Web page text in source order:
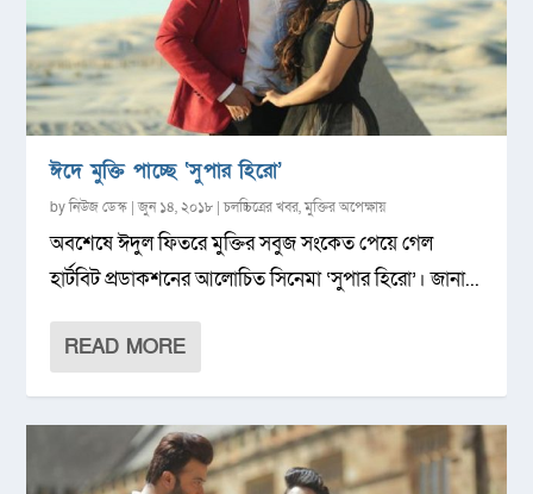
ঈদে মুক্তি পাচ্ছে ‘সুপার হিরো’
byনিউজ ডেস্ক |জুন ১৪, ২০১৮ |চলচ্চিত্রের খবর,মুক্তির অপেক্ষায়
অবশেষে ঈদুল ফিতরে মুক্তির সবুজ সংকেত পেয়ে গেল
হার্টবিট প্রডাকশনের আলোচিত সিনেমা ‘সুপার হিরো’। জানা...
READ MORE